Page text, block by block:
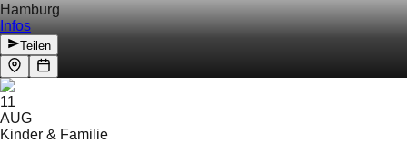
Hamburg
Infos
Teilen
11
AUG
Kinder & Familie